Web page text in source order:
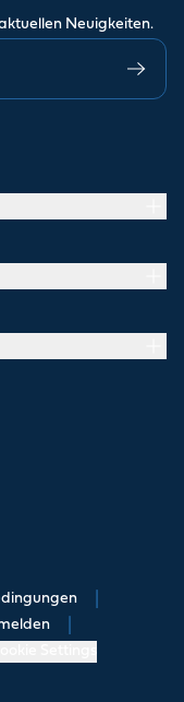
Neuigkeiten.